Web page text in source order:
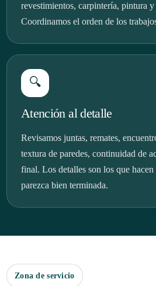
revestimientos, carpintería, pintura y
Coordinamos el orden de los
🔍
Atención al detalle
Revisamos juntas, remates,
textura de paredes, continuidad de
final. Los detalles son los que
parezca bien terminada.
Zona de servicio